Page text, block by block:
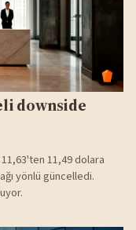
downside
11,49 dolara
yönlü güncelledi.